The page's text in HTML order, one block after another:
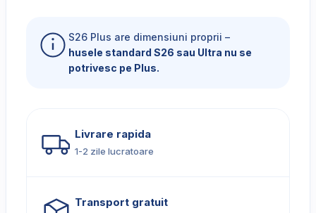
S26 Plus are dimensiuni proprii –
husele standard S26 sau Ultra nu se
potrivesc pe Plus.
Livrare rapida
1-2 zile lucratoare
Transport gratuit